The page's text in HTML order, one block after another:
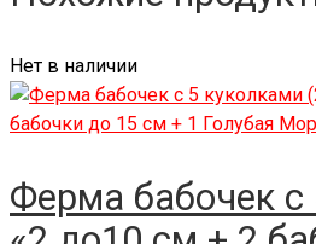
Нет в наличии
Ферма бабочек с